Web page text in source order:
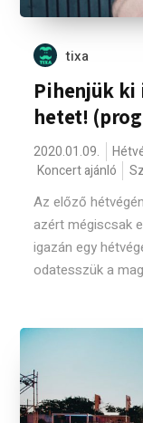
tixa
Pihenjük ki
hetet!
2020.01.09.
Koncert ajánló
Az előző
azért mégiscsak
igazán egy
odatesszük a